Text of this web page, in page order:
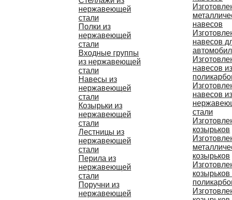
нержавеющей
стали
Полки из
нержавеющей
стали
Входные группы
из нержавеющей
стали
Навесы из
нержавеющей
стали
Козырьки из
нержавеющей
стали
Лестницы из
нержавеющей
стали
Перила из
нержавеющей
стали
Поручни из
нержавеющей
навесов
навесов
навесов из
навесов из
стали
козырьков
козырьков
козырьков